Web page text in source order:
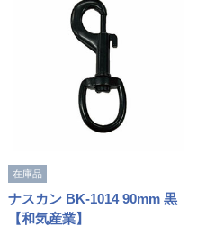
在庫品
ナスカン BK-1014 90mm 黒
【和気産業】